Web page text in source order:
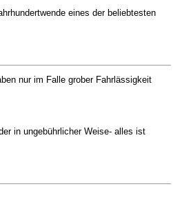
eines der beliebtesten
nur im Falle grober Fahrlässigkeit
in ungebührlicher Weise- alles ist